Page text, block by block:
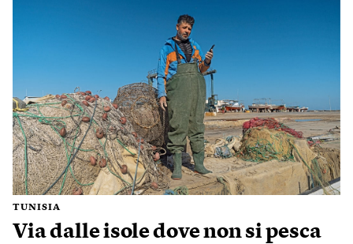
TUNISIA
Via dalle isole dove non si pesca